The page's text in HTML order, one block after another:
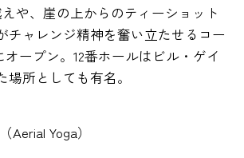
や、崖の上からのティーショット
チャレンジ精神を奮い立たせるコー
オープン。12番ホールはビル・ゲイ
所としても有名。
Yoga）